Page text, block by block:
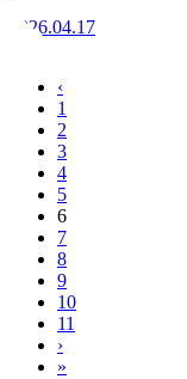
2026.04.17
‹
1
2
3
4
5
6
7
8
9
10
11
›
»